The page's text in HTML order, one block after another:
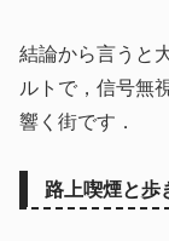
結論から言うと
ルトで，信号無
響く街です．
路上喫煙と歩